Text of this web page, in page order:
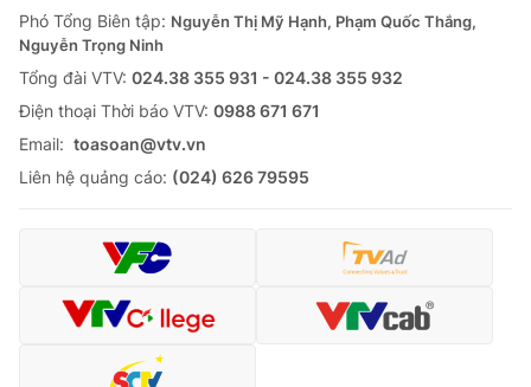
Phó Tổng Biên tập: Nguyễn Thị Mỹ Hạnh, Phạm Quốc Thắng,
Nguyễn Trọng Ninh
Tổng đài VTV: 024.38 355 931 - 024.38 355 932
Ðiện thoại Thời báo VTV: 0988 671 671
Email: toasoan@vtv.vn
Liên hệ quảng cáo: (024) 626 79595